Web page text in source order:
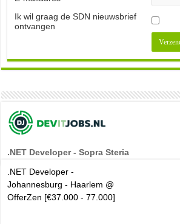
Ik wil graag de SDN nieuwsbrief
ontvangen
.NET Developer - Sopra Steria
.NET Developer -
Johannesburg - Haarlem @
OfferZen [€37.000 - 77.000]